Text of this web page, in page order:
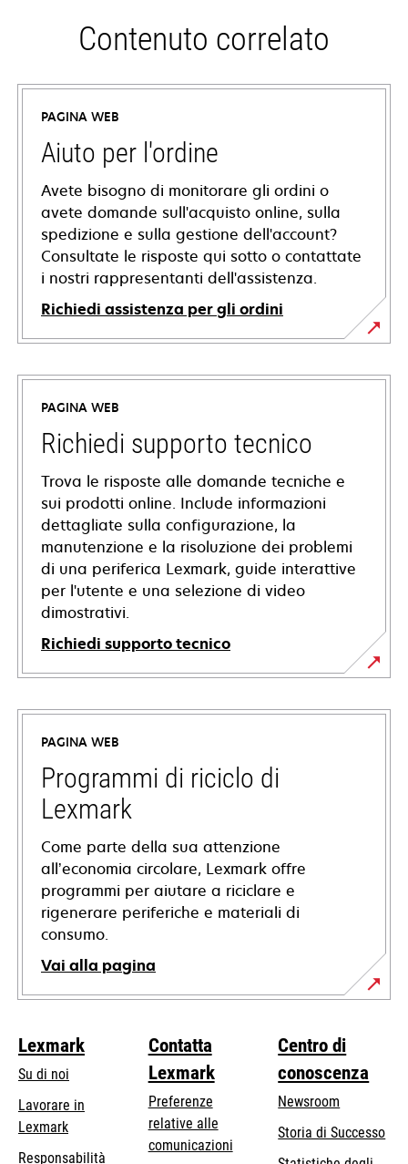
Contenuto correlato
PAGINA WEB
Aiuto per l'ordine
Avete bisogno di monitorare gli ordini o
avete domande sull'acquisto online, sulla
spedizione e sulla gestione dell'account?
Consultate le risposte qui sotto o contattate
i nostri rappresentanti dell'assistenza.
Richiedi assistenza per gli ordini
PAGINA WEB
Richiedi supporto tecnico
Trova le risposte alle domande tecniche e
sui prodotti online. Include informazioni
dettagliate sulla configurazione, la
manutenzione e la risoluzione dei problemi
di una periferica Lexmark, guide interattive
per l'utente e una selezione di video
dimostrativi.
Richiedi supporto tecnico
si
apre
una
nuova
scheda
PAGINA WEB
Programmi di riciclo di
Lexmark
Come parte della sua attenzione
all’economia circolare, Lexmark offre
programmi per aiutare a riciclare e
rigenerare periferiche e materiali di
consumo.
Vai alla pagina
Lexmark
Su di noi
Lavorare in
Lexmark
Responsabilità
Contatta
Lexmark
Preferenze
relative alle
comunicazioni
Centro di
conoscenza
Newsroom
Storia di Successo